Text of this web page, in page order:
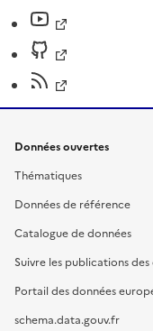
Données ouvertes
Thématiques
Données de référence
Catalogue de données
Suivre les publications
Portail des données
schema.data.gouv.fr